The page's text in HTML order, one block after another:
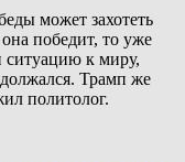
может захотеть
победит, то уже
ситуацию к миру,
Трамп же
политолог.